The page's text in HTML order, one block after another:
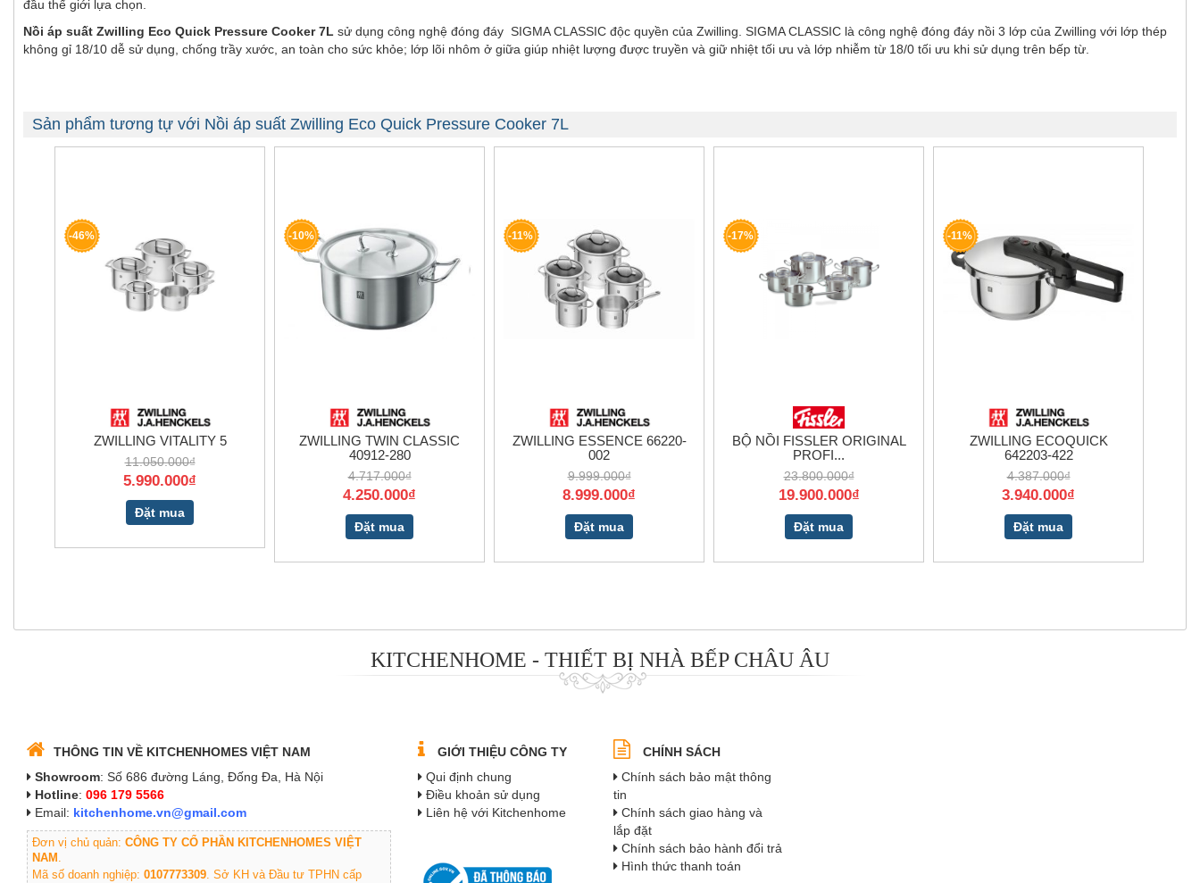
đầu thế giới lựa chọn.
Nồi áp suất Zwilling Eco Quick Pressure Cooker 7L sử dụng công nghệ đóng đáy SIGMA CLASSIC độc quyền của Zwilling. SIGMA CLASSIC là công nghệ đóng đáy nồi 3 lớp của Zwilling với lớp thép
không gỉ 18/10 dễ sử dụng, chống trầy xước, an toàn cho sức khỏe; lớp lõi nhôm ở giữa giúp nhiệt lượng được truyền và giữ nhiệt tối ưu và lớp nhiễm từ 18/0 tối ưu khi sử dụng trên bếp từ.
Sản phẩm tương tự với Nồi áp suất Zwilling Eco Quick Pressure Cooker 7L
-46%
ZWILLING VITALITY 5
11.050.000₫
5.990.000₫
Đặt mua
-10%
ZWILLING TWIN CLASSIC
40912-280
4.717.000₫
4.250.000₫
Đặt mua
-11%
ZWILLING ESSENCE 66220-
002
9.999.000₫
8.999.000₫
Đặt mua
-17%
BỘ NỒI FISSLER ORIGINAL
PROFI...
23.800.000₫
19.900.000₫
Đặt mua
-11%
ZWILLING ECOQUICK
642203-422
4.387.000₫
3.940.000₫
Đặt mua
KITCHENHOME - THIẾT BỊ NHÀ BẾP CHÂU ÂU
THÔNG TIN VỀ KITCHENHOMES VIỆT NAM
Showroom: Số 686 đường Láng, Đống Đa, Hà Nội
Hotline: 096 179 5566
Email: kitchenhome.vn@gmail.com
Đơn vị chủ quản: CÔNG TY CỔ PHẦN KITCHENHOMES VIỆT
NAM .
Mã số doanh nghiệp: 0107773309. Sở KH và Đầu tư TPHN cấp
GIỚI THIỆU CÔNG TY
Qui định chung
Điều khoản sử dụng
Liên hệ với Kitchenhome
CHÍNH SÁCH
Chính sách bảo mật thông
tin
Chính sách giao hàng và
lắp đặt
Chính sách bảo hành đổi trả
Hình thức thanh toán